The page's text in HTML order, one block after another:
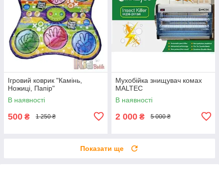
Ігровий коврик "Камінь,
Ножиці, Папір"
В наявності
500 ₴ 1 250 ₴
Мухобійка знищувач комах
MALTEC
В наявності
2 000 ₴ 5 000 ₴
Показати ще